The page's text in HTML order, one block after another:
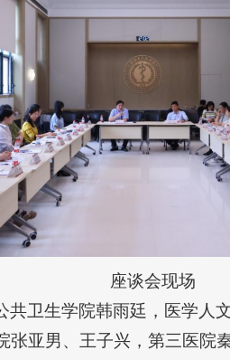
座谈会现场
卫生学院韩雨廷，医学人
亚男、王子兴，第三医院